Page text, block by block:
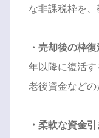
な非課税枠を、
・売却後の枠復
年以降に復活
老後資金などの
・柔軟な資金